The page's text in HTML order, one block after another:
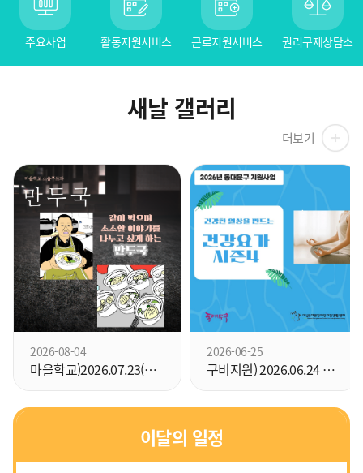
주요사업 활동지원서비스 근로지원서비스 권리구제상담소
새날 갤러리
더보기
2026-08-04
마을학교)2026.07.23(목) 소
2026-06-25
구비지원) 2026.06.24 건강요
이달의 일정